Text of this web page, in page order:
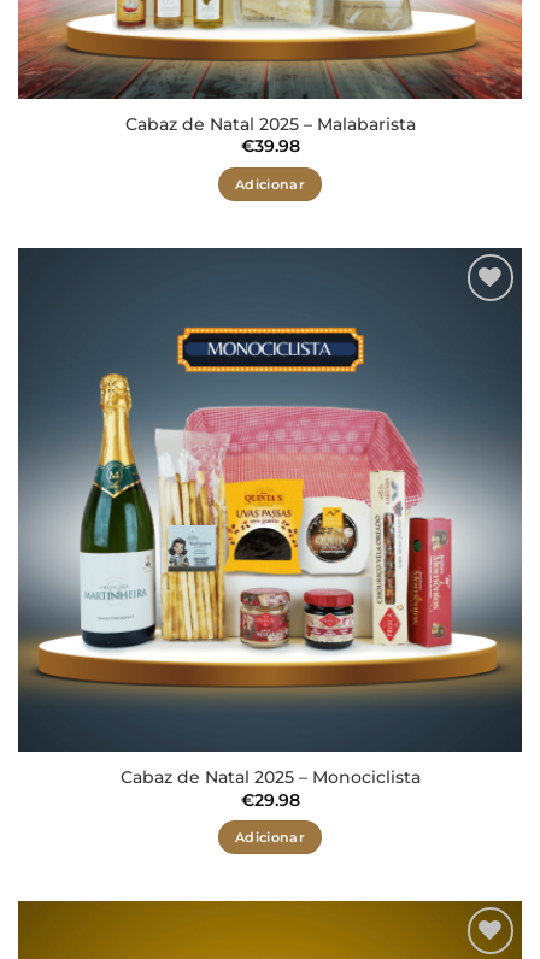
Cabaz de Natal 2025 – Malabarista
€39.98
Adicionar
Cabaz de Natal 2025 – Monociclista
€29.98
Adicionar